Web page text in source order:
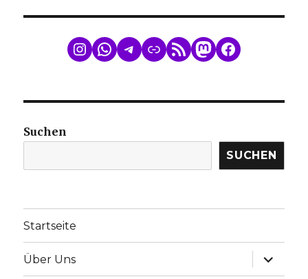
WhatsApp
Telegram
LinkRSS FeedMastodon
Facebook
Suchen
SUCHEN
Startseite
Über Uns